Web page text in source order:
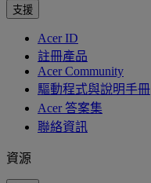
支援
Acer ID
註冊產品
Acer Community
驅動程式與說明手冊
Acer 答案集
聯絡資訊
資源